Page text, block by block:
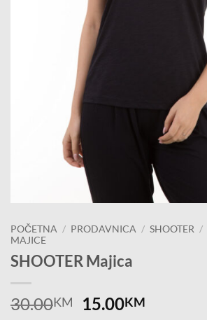
POČETNA / PRODAVNICA / SHOOTER /
MAJICE
SHOOTER Majica
30.00KM
Original
15.00KM